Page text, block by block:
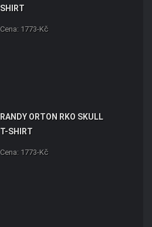
SHIRT
Cena: 1773-Kč
RANDY ORTON RKO SKULL
T-SHIRT
Cena: 1773-Kč